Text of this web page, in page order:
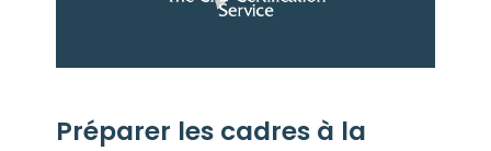
Préparer les cadres à la